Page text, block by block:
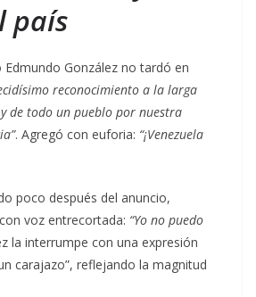
país
Edmundo González no tardó en
reconocimiento a la larga
de todo un pueblo por nuestra
. Agregó con euforia: “¡Venezuela
poco después del anuncio,
voz entrecortada: “Yo no puedo
la interrumpe con una expresión
carajazo”, reflejando la magnitud